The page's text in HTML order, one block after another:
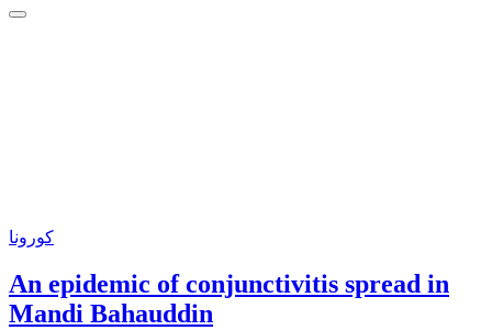
کورونا
An epidemic of conjunctivitis spread in
Mandi Bahauddin